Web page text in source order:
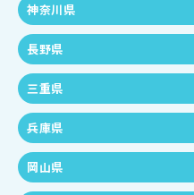
神奈川県
長野県
三重県
兵庫県
岡山県